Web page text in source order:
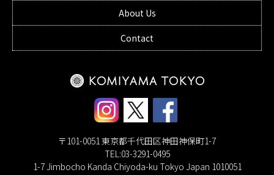
About Us
Contact
〒101-0051 東京都千代田区神田神保町1-7
TEL:03-3291-0495
1-7 Jimbocho Kanda Chiyoda-ku Tokyo Japan 1010051